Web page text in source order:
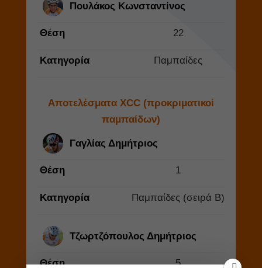
Πουλάκος Κωνσταντίνος
Θέση 22
Κατηγορία Παμπαίδες
Αποτελέσματα XCC (προκριματικοί
παμπαίδων)
Γαγλίας Δημήτριος
Θέση 1
Κατηγορία Παμπαίδες (σειρά Β)
Τζωρτζόπουλος Δημήτριος
Θέση 5